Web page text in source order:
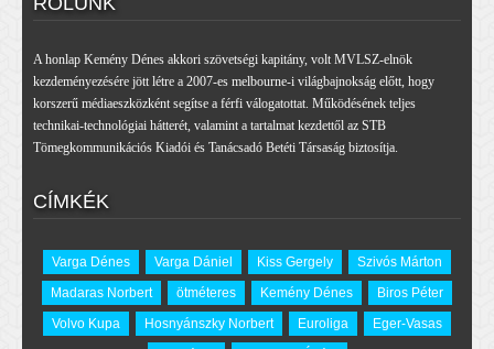
A honlap Kemény Dénes akkori szövetségi kapitány, volt MVLSZ-elnök
kezdeményezésére jött létre a 2007-es melbourne-i világbajnokság előtt, hogy
korszerű médiaeszközként segítse a férfi válogatottat. Működésének teljes
technikai-technológiai hátterét, valamint a tartalmat kezdettől az STB
Tömegkommunikációs Kiadói és Tanácsadó Betéti Társaság biztosítja.
CÍMKÉK
Varga Dénes Varga Dániel Kiss Gergely
Szivós Márton
Madaras Norbert
ötméteres Kemény Dénes
Biros Péter
Volvo Kupa
Hosnyánszky Norbert Euroliga
Eger-Vasas